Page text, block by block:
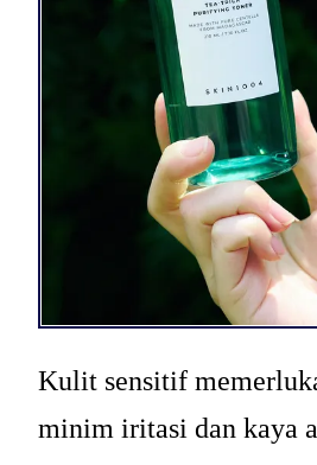
Kulit sensitif
minim iritasi dan kaya